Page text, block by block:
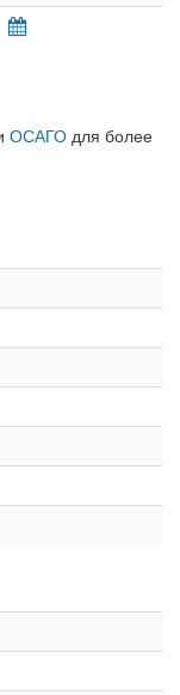
ОСАГО для более